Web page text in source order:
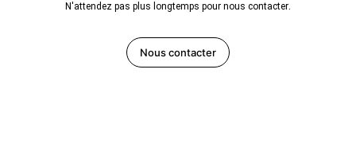
N'attendez pas plus longtemps pour nous contacter
Nous contacter